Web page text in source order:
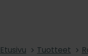
Etusivu Tuotteet